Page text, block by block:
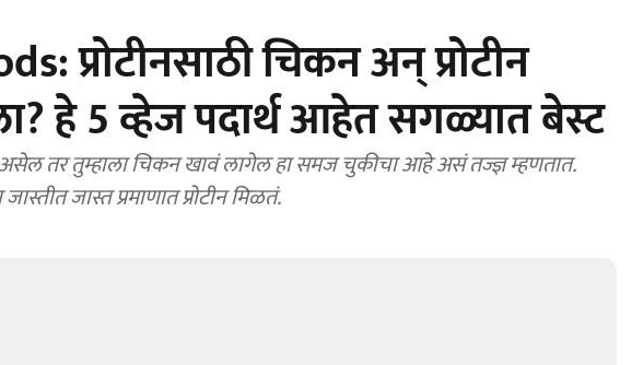
प्रोटीनसाठी चिकन अन् प्रोटीन
हे 5 व्हेज पदार्थ आहेत सगळ्यात बेस्ट
असेल तर तुम्हाला चिकन खावं लागेल हा समज चुकीचा आहे असं तज्ज्ञ म्हणतात.
जास्त प्रमाणात प्रोटीन मिळतं.